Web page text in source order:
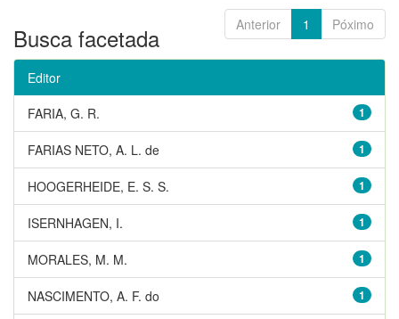
Anterior 1 Póximo
Busca facetada
Editor
1
FARIA, G. R.
1
FARIAS NETO, A. L. de
1
HOOGERHEIDE, E. S. S.
1
ISERNHAGEN, I.
1
MORALES, M. M.
1
NASCIMENTO, A. F. do